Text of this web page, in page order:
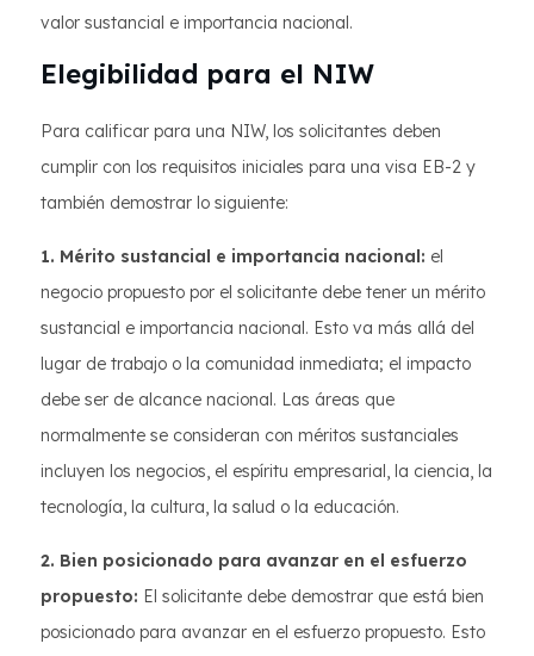
valor sustancial e importancia nacional.
Elegibilidad para el NIW
Para calificar para una NIW, los solicitantes deben
cumplir con los requisitos iniciales para una visa EB-2 y
también demostrar lo siguiente:
1. Mérito sustancial e importancia nacional: el
negocio propuesto por el solicitante debe tener un mérito
sustancial e importancia nacional. Esto va más allá del
lugar de trabajo o la comunidad inmediata; el impacto
debe ser de alcance nacional. Las áreas que
normalmente se consideran con méritos sustanciales
incluyen los negocios, el espíritu empresarial, la ciencia, la
tecnología, la cultura, la salud o la educación.
2. Bien posicionado para avanzar en el esfuerzo
propuesto: El solicitante debe demostrar que está bien
posicionado para avanzar en el esfuerzo propuesto. Esto